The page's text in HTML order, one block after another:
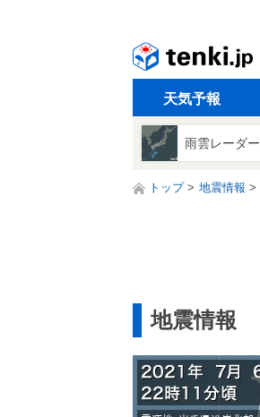
天気予報
雨雲レーダー
トップ 地震情報
地震情報